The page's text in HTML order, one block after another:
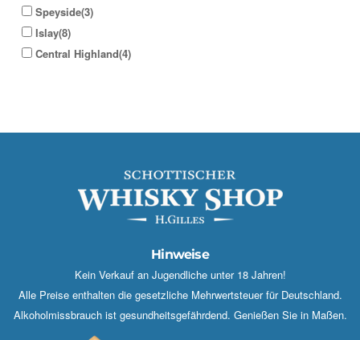
Speyside(3)
Islay(8)
Central Highland(4)
Hinweise
Kein Verkauf an Jugendliche unter 18 Jahren!
Alle Preise enthalten die gesetzliche Mehrwertsteuer für Deutschland.
Alkoholmissbrauch ist gesundheitsgefährdend. Genießen Sie in Maßen.